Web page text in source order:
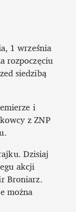
1 września
rozpoczęciu
siedzibą
i
z ZNP
Dzisiaj
akcji
Broniarz.
można